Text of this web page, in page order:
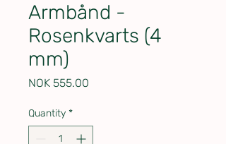
Armbånd -
Rosenkvarts (4
mm)
NOK 555.00
Quantity *